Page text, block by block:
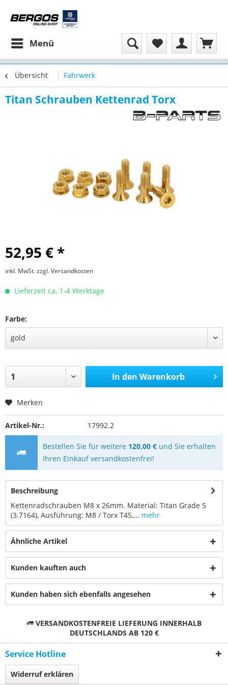
Menü
Übersicht Fahrwerk
Titan Schrauben Kettenrad Torx
52,95 € *
inkl. MwSt.zzgl. Versandkosten
Lieferzeit ca. 1-4 Werktage
Farbe:
In den Warenkorb
Merken
Artikel-Nr.: 17992.2
Bestellen Sie für weitere 120,00 € und Sie erhalten
Ihren Einkauf versandkostenfrei!
Beschreibung
Kettenradschrauben M8 x 26mm. Material: Titan Grade 5
(3.7164), Ausführung: M8 / Torx T45,... mehr
Ähnliche Artikel
Kunden kauften auch
Kunden haben sich ebenfalls angesehen
VERSANDKOSTENFREIE LIEFERUNG INNERHALB
DEUTSCHLANDS AB 120 €
Service Hotline
Widerruf erklären